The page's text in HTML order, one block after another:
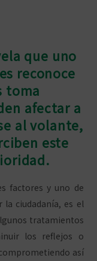
que uno
reconoce
toma
afectar a
al volante,
este
factores y uno de
ciudadanía, es el
tratamientos
los reflejos o
así